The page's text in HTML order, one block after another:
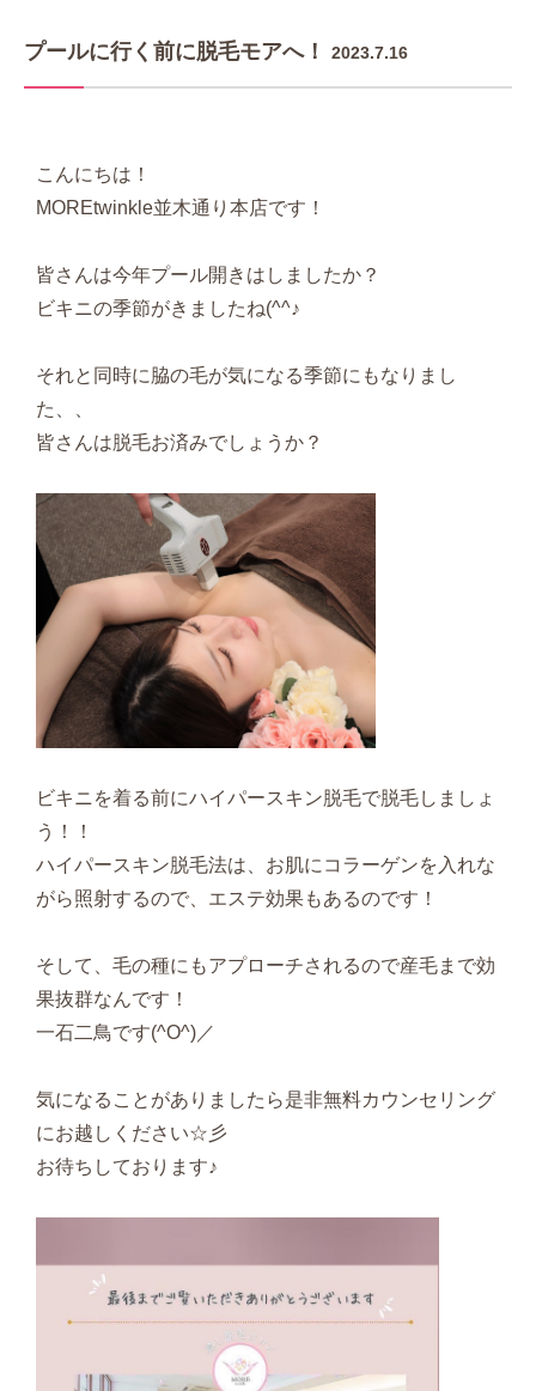
プールに行く前に脱毛モアへ！ 2023.7.16
こんにちは！
MOREtwinkle並木通り本店です！
皆さんは今年プール開きはしましたか？
ビキニの季節がきましたね(^^♪
それと同時に脇の毛が気になる季節にもなりまし
た、、
皆さんは脱毛お済みでしょうか？
ビキニを着る前にハイパースキン脱毛で脱毛しましょ
う！！
ハイパースキン脱毛法は、お肌にコラーゲンを入れな
がら照射するので、エステ効果もあるのです！
そして、毛の種にもアプローチされるので産毛まで効
果抜群なんです！
一石二鳥です(^O^)／
気になることがありましたら是非無料カウンセリング
にお越しください☆彡
お待ちしております♪